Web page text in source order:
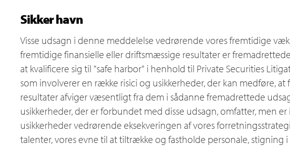
Sikker havn
Visse udsagn i denne meddelelse vedrørende vores fremtidige
fremtidige finansielle eller driftsmæssige resultater er
at kvalificere sig til "safe harbor" i henhold til Private Securities
som involverer en række risici og usikkerheder, der kan medføre, at
resultater afviger væsentligt fra dem i sådanne fremadrettede
usikkerheder, der er forbundet med disse udsagn, omfatter, men
usikkerheder vedrørende eksekveringen af vores
talenter, vores evne til at tiltrække og fastholde personale, stigning